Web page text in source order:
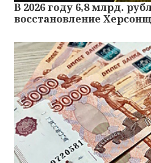
В 2026 году 6,8 млрд.
восстановление